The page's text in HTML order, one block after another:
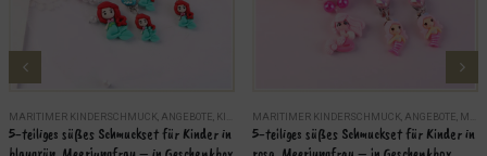
MARITIMER KINDERSCHMUCK, ANGEBOTE, KINDER ,MARITIME SCHMUCKSETS,SCHMUCK
5-teiliges süßes Schmuckset für Kinder in
MARITIMER KINDERSCHMUCK, ANGEBOTE, MARITIME SCHMUCKSETS
5-teiliges süßes Schmuckset für Kinder in